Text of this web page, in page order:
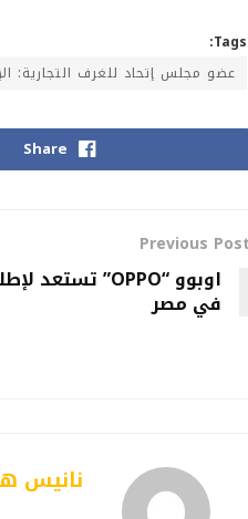
Tags:
عضو مجلس إتحاد للغرف التجارية: الإعفاء الضريبي لمدة 3 سنوات
Share
Previous Post
في مصر
نانيس